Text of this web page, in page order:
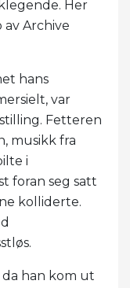
Her
av Archive
hans
var
Fetteren
musikk fra
i
foran seg satt
kolliderte.
da han kom ut